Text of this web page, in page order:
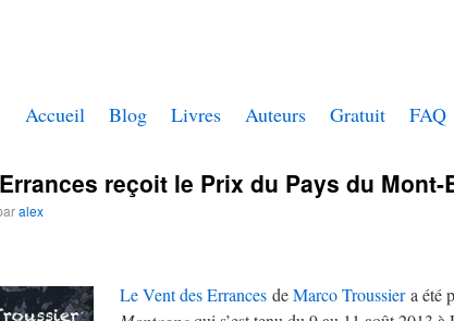
Accueil Blog Livres Auteurs Gratuit FAQ
reçoit le Prix du Pays du Mont-
alex
Le Vent des Errances deMarco Troussiera été